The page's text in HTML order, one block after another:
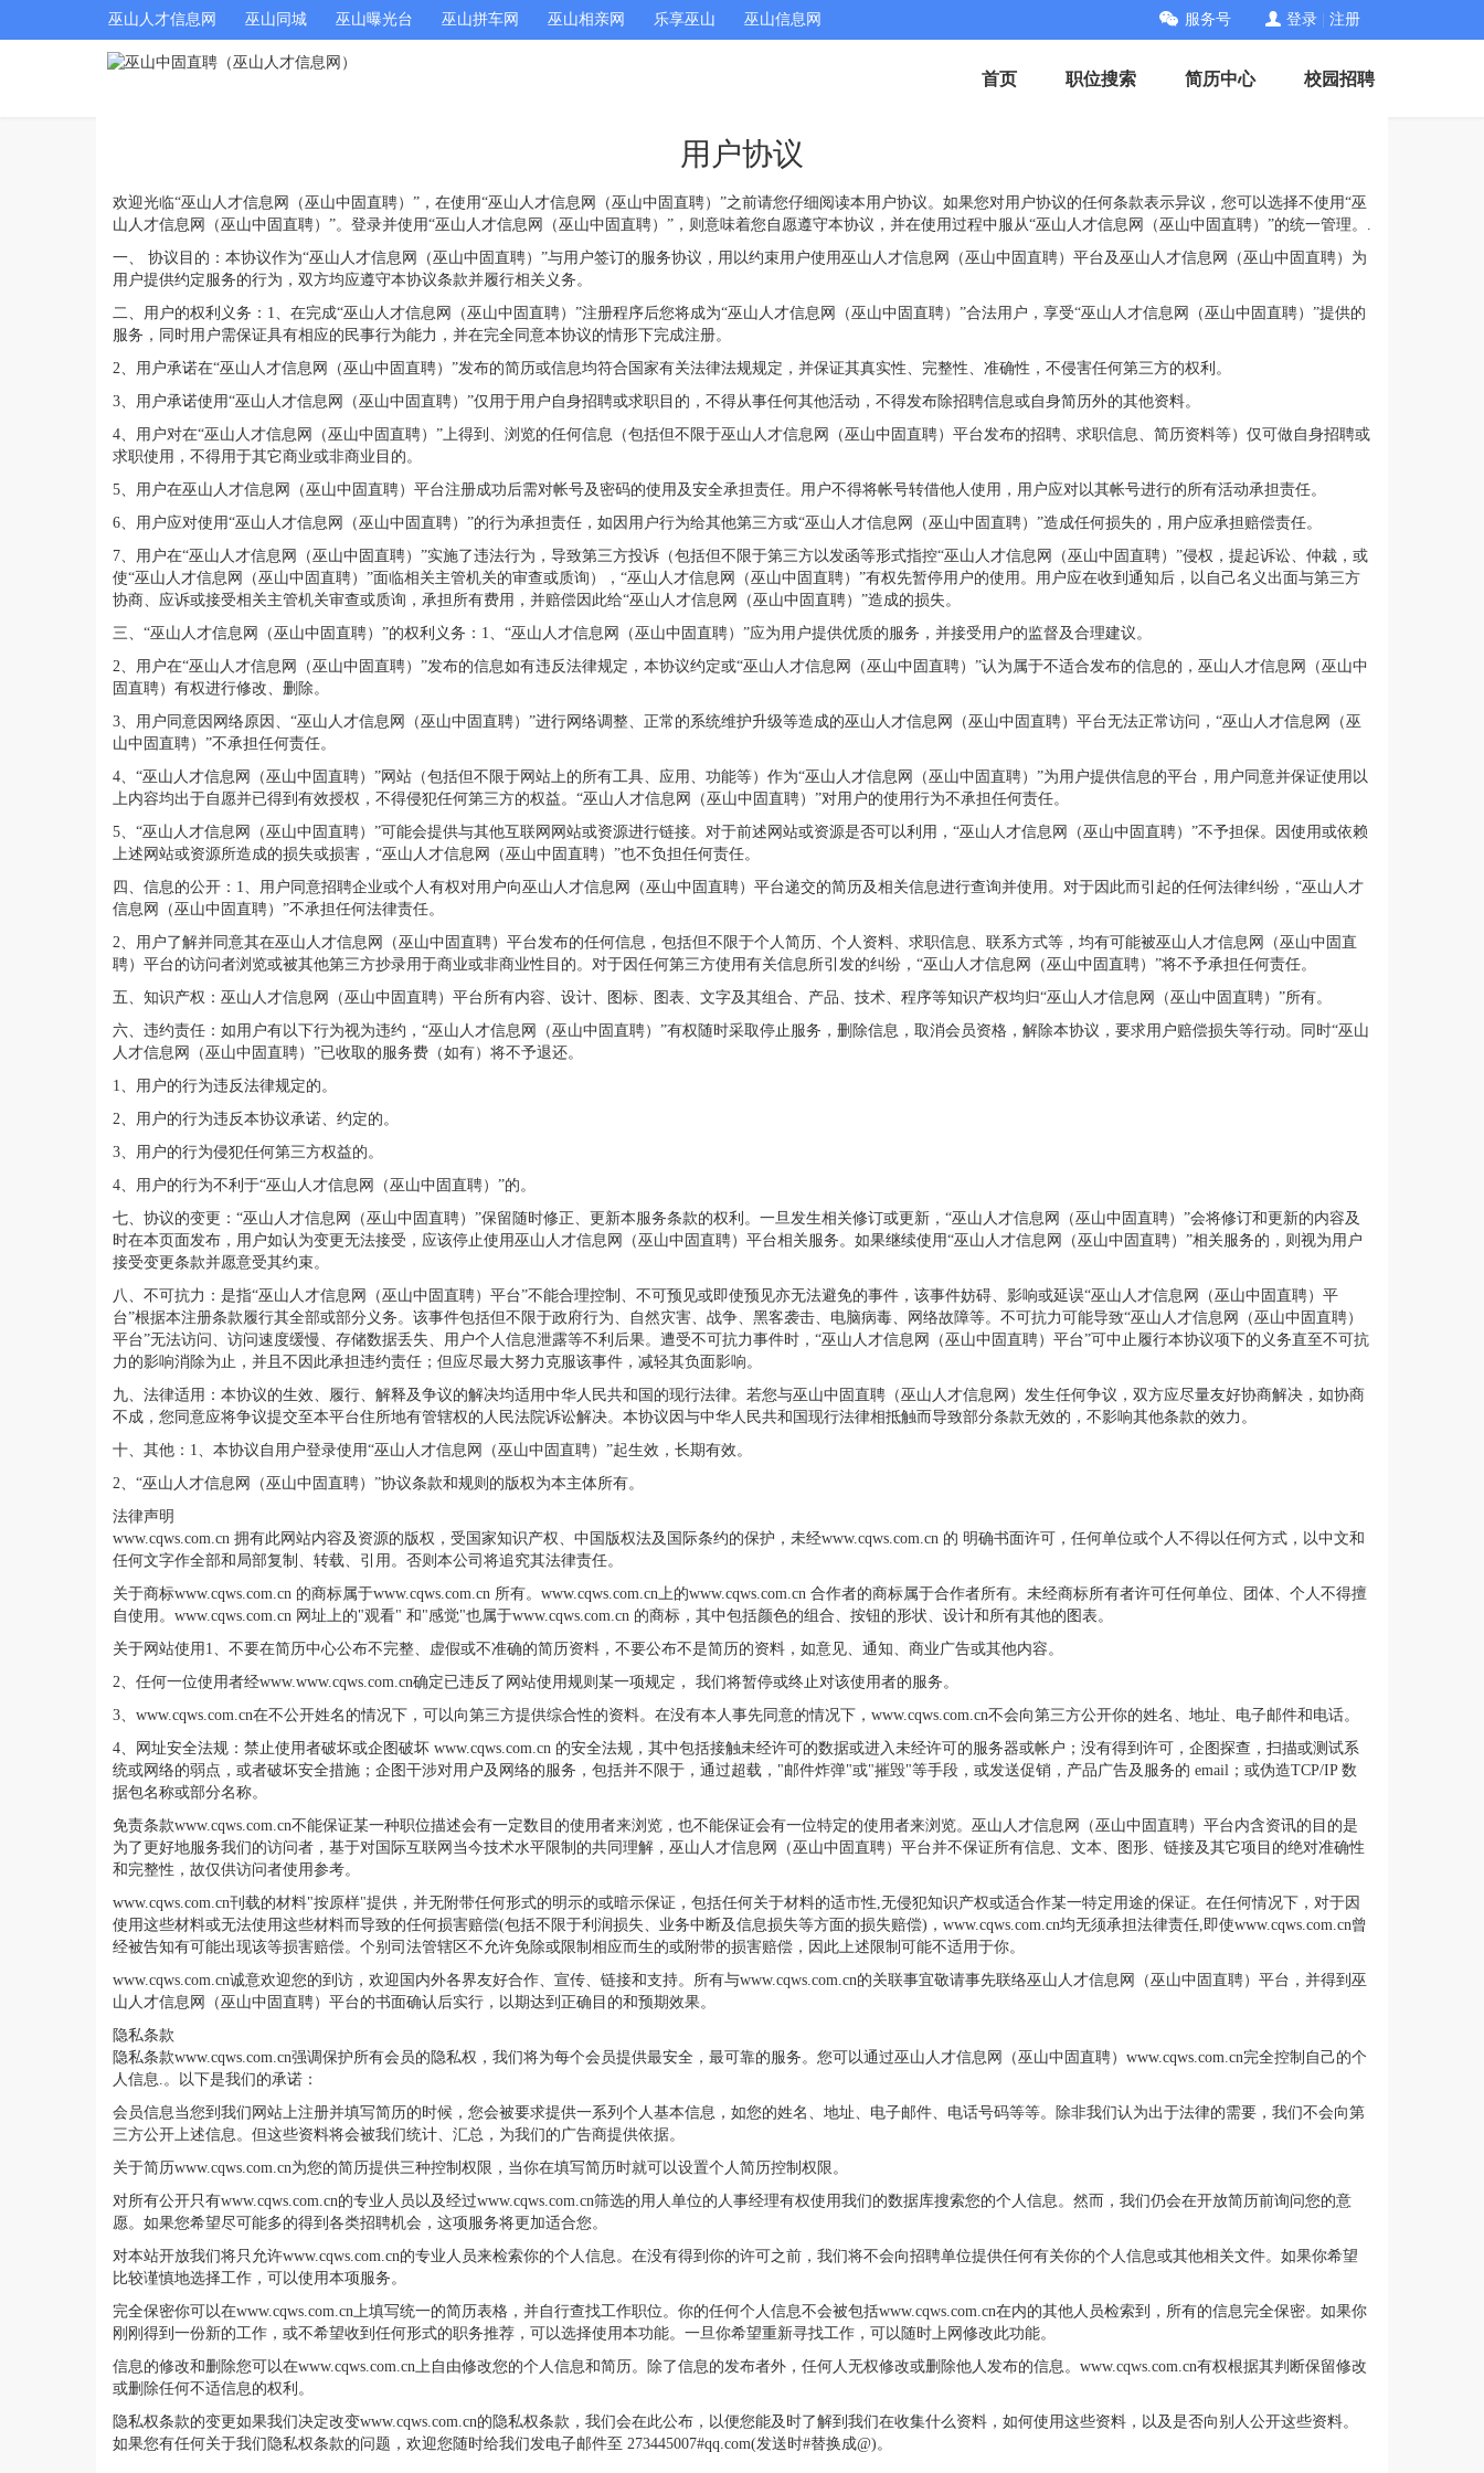
巫山人才信息网 巫山同城 巫山曝光台 巫山拼车网 巫山相亲网 乐享巫山 巫山信息网 服务号 登录 注册
首页 职位搜索 简历中心 校园招聘
用户协议
欢迎光临“巫山人才信息网（巫山中固直聘）”，在使用“巫山人才信息网（巫山中固直聘）”之前请您仔细阅读本用户协议。如果您对用户协议的任何条款表示异议，您可以选择不使用“巫
山人才信息网（巫山中固直聘）”。登录并使用“巫山人才信息网（巫山中固直聘）”，则意味着您自愿遵守本协议，并在使用过程中服从“巫山人才信息网（巫山中固直聘）”的统一管理。.
一、 协议目的：本协议作为“巫山人才信息网（巫山中固直聘）”与用户签订的服务协议，用以约束用户使用巫山人才信息网（巫山中固直聘）平台及巫山人才信息网（巫山中固直聘）为
用户提供约定服务的行为，双方均应遵守本协议条款并履行相关义务。
二、用户的权利义务：1、在完成“巫山人才信息网（巫山中固直聘）”注册程序后您将成为“巫山人才信息网（巫山中固直聘）”合法用户，享受“巫山人才信息网（巫山中固直聘）”提供的
服务，同时用户需保证具有相应的民事行为能力，并在完全同意本协议的情形下完成注册。
2、用户承诺在“巫山人才信息网（巫山中固直聘）”发布的简历或信息均符合国家有关法律法规规定，并保证其真实性、完整性、准确性，不侵害任何第三方的权利。
3、用户承诺使用“巫山人才信息网（巫山中固直聘）”仅用于用户自身招聘或求职目的，不得从事任何其他活动，不得发布除招聘信息或自身简历外的其他资料。
4、用户对在“巫山人才信息网（巫山中固直聘）”上得到、浏览的任何信息（包括但不限于巫山人才信息网（巫山中固直聘）平台发布的招聘、求职信息、简历资料等）仅可做自身招聘或
求职使用，不得用于其它商业或非商业目的。
5、用户在巫山人才信息网（巫山中固直聘）平台注册成功后需对帐号及密码的使用及安全承担责任。用户不得将帐号转借他人使用，用户应对以其帐号进行的所有活动承担责任。
6、用户应对使用“巫山人才信息网（巫山中固直聘）”的行为承担责任，如因用户行为给其他第三方或“巫山人才信息网（巫山中固直聘）”造成任何损失的，用户应承担赔偿责任。
7、用户在“巫山人才信息网（巫山中固直聘）”实施了违法行为，导致第三方投诉（包括但不限于第三方以发函等形式指控“巫山人才信息网（巫山中固直聘）”侵权，提起诉讼、仲裁，或
使“巫山人才信息网（巫山中固直聘）”面临相关主管机关的审查或质询），“巫山人才信息网（巫山中固直聘）”有权先暂停用户的使用。用户应在收到通知后，以自己名义出面与第三方
协商、应诉或接受相关主管机关审查或质询，承担所有费用，并赔偿因此给“巫山人才信息网（巫山中固直聘）”造成的损失。
三、“巫山人才信息网（巫山中固直聘）”的权利义务：1、“巫山人才信息网（巫山中固直聘）”应为用户提供优质的服务，并接受用户的监督及合理建议。
2、用户在“巫山人才信息网（巫山中固直聘）”发布的信息如有违反法律规定，本协议约定或“巫山人才信息网（巫山中固直聘）”认为属于不适合发布的信息的，巫山人才信息网（巫山中
固直聘）有权进行修改、删除。
3、用户同意因网络原因、“巫山人才信息网（巫山中固直聘）”进行网络调整、正常的系统维护升级等造成的巫山人才信息网（巫山中固直聘）平台无法正常访问，“巫山人才信息网（巫
山中固直聘）”不承担任何责任。
4、“巫山人才信息网（巫山中固直聘）”网站（包括但不限于网站上的所有工具、应用、功能等）作为“巫山人才信息网（巫山中固直聘）”为用户提供信息的平台，用户同意并保证使用以
上内容均出于自愿并已得到有效授权，不得侵犯任何第三方的权益。“巫山人才信息网（巫山中固直聘）”对用户的使用行为不承担任何责任。
5、“巫山人才信息网（巫山中固直聘）”可能会提供与其他互联网网站或资源进行链接。对于前述网站或资源是否可以利用，“巫山人才信息网（巫山中固直聘）”不予担保。因使用或依赖
上述网站或资源所造成的损失或损害，“巫山人才信息网（巫山中固直聘）”也不负担任何责任。
四、信息的公开：1、用户同意招聘企业或个人有权对用户向巫山人才信息网（巫山中固直聘）平台递交的简历及相关信息进行查询并使用。对于因此而引起的任何法律纠纷，“巫山人才
信息网（巫山中固直聘）”不承担任何法律责任。
2、用户了解并同意其在巫山人才信息网（巫山中固直聘）平台发布的任何信息，包括但不限于个人简历、个人资料、求职信息、联系方式等，均有可能被巫山人才信息网（巫山中固直
聘）平台的访问者浏览或被其他第三方抄录用于商业或非商业性目的。对于因任何第三方使用有关信息所引发的纠纷，“巫山人才信息网（巫山中固直聘）”将不予承担任何责任。
五、知识产权：巫山人才信息网（巫山中固直聘）平台所有内容、设计、图标、图表、文字及其组合、产品、技术、程序等知识产权均归“巫山人才信息网（巫山中固直聘）”所有。
六、违约责任：如用户有以下行为视为违约，“巫山人才信息网（巫山中固直聘）”有权随时采取停止服务，删除信息，取消会员资格，解除本协议，要求用户赔偿损失等行动。同时“巫山
人才信息网（巫山中固直聘）”已收取的服务费（如有）将不予退还。
1、用户的行为违反法律规定的。
2、用户的行为违反本协议承诺、约定的。
3、用户的行为侵犯任何第三方权益的。
4、用户的行为不利于“巫山人才信息网（巫山中固直聘）”的。
七、协议的变更：“巫山人才信息网（巫山中固直聘）”保留随时修正、更新本服务条款的权利。一旦发生相关修订或更新，“巫山人才信息网（巫山中固直聘）”会将修订和更新的内容及
时在本页面发布，用户如认为变更无法接受，应该停止使用巫山人才信息网（巫山中固直聘）平台相关服务。如果继续使用“巫山人才信息网（巫山中固直聘）”相关服务的，则视为用户
接受变更条款并愿意受其约束。
八、不可抗力：是指“巫山人才信息网（巫山中固直聘）平台”不能合理控制、不可预见或即使预见亦无法避免的事件，该事件妨碍、影响或延误“巫山人才信息网（巫山中固直聘）平
台”根据本注册条款履行其全部或部分义务。该事件包括但不限于政府行为、自然灾害、战争、黑客袭击、电脑病毒、网络故障等。不可抗力可能导致“巫山人才信息网（巫山中固直聘）
平台”无法访问、访问速度缓慢、存储数据丢失、用户个人信息泄露等不利后果。遭受不可抗力事件时，“巫山人才信息网（巫山中固直聘）平台”可中止履行本协议项下的义务直至不可抗
力的影响消除为止，并且不因此承担违约责任；但应尽最大努力克服该事件，减轻其负面影响。
九、法律适用：本协议的生效、履行、解释及争议的解决均适用中华人民共和国的现行法律。若您与巫山中固直聘（巫山人才信息网）发生任何争议，双方应尽量友好协商解决，如协商
不成，您同意应将争议提交至本平台住所地有管辖权的人民法院诉讼解决。本协议因与中华人民共和国现行法律相抵触而导致部分条款无效的，不影响其他条款的效力。
十、其他：1、本协议自用户登录使用“巫山人才信息网（巫山中固直聘）”起生效，长期有效。
2、“巫山人才信息网（巫山中固直聘）”协议条款和规则的版权为本主体所有。
法律声明
www.cqws.com.cn 拥有此网站内容及资源的版权，受国家知识产权、中国版权法及国际条约的保护，未经www.cqws.com.cn 的 明确书面许可，任何单位或个人不得以任何方式，以中文和
任何文字作全部和局部复制、转载、引用。否则本公司将追究其法律责任。
关于商标www.cqws.com.cn 的商标属于www.cqws.com.cn 所有。www.cqws.com.cn上的www.cqws.com.cn 合作者的商标属于合作者所有。未经商标所有者许可任何单位、团体、个人不得擅
自使用。www.cqws.com.cn 网址上的"观看" 和"感觉"也属于www.cqws.com.cn 的商标，其中包括颜色的组合、按钮的形状、设计和所有其他的图表。
关于网站使用1、不要在简历中心公布不完整、虚假或不准确的简历资料，不要公布不是简历的资料，如意见、通知、商业广告或其他内容。
2、任何一位使用者经www.www.cqws.com.cn确定已违反了网站使用规则某一项规定， 我们将暂停或终止对该使用者的服务。
3、www.cqws.com.cn在不公开姓名的情况下，可以向第三方提供综合性的资料。在没有本人事先同意的情况下，www.cqws.com.cn不会向第三方公开你的姓名、地址、电子邮件和电话。
4、网址安全法规：禁止使用者破坏或企图破坏 www.cqws.com.cn 的安全法规，其中包括接触未经许可的数据或进入未经许可的服务器或帐户；没有得到许可，企图探查，扫描或测试系
统或网络的弱点，或者破坏安全措施；企图干涉对用户及网络的服务，包括并不限于，通过超载，"邮件炸弹"或"摧毁"等手段，或发送促销，产品广告及服务的 email；或伪造TCP/IP 数
据包名称或部分名称。
免责条款www.cqws.com.cn不能保证某一种职位描述会有一定数目的使用者来浏览，也不能保证会有一位特定的使用者来浏览。巫山人才信息网（巫山中固直聘）平台内含资讯的目的是
为了更好地服务我们的访问者，基于对国际互联网当今技术水平限制的共同理解，巫山人才信息网（巫山中固直聘）平台并不保证所有信息、文本、图形、链接及其它项目的绝对准确性
和完整性，故仅供访问者使用参考。
www.cqws.com.cn刊载的材料"按原样"提供，并无附带任何形式的明示的或暗示保证，包括任何关于材料的适市性,无侵犯知识产权或适合作某一特定用途的保证。在任何情况下，对于因
使用这些材料或无法使用这些材料而导致的任何损害赔偿(包括不限于利润损失、业务中断及信息损失等方面的损失赔偿)，www.cqws.com.cn均无须承担法律责任,即使www.cqws.com.cn曾
经被告知有可能出现该等损害赔偿。个别司法管辖区不允许免除或限制相应而生的或附带的损害赔偿，因此上述限制可能不适用于你。
www.cqws.com.cn诚意欢迎您的到访，欢迎国内外各界友好合作、宣传、链接和支持。所有与www.cqws.com.cn的关联事宜敬请事先联络巫山人才信息网（巫山中固直聘）平台，并得到巫
山人才信息网（巫山中固直聘）平台的书面确认后实行，以期达到正确目的和预期效果。
隐私条款
隐私条款www.cqws.com.cn强调保护所有会员的隐私权，我们将为每个会员提供最安全，最可靠的服务。您可以通过巫山人才信息网（巫山中固直聘）www.cqws.com.cn完全控制自己的个
人信息.。以下是我们的承诺：
会员信息当您到我们网站上注册并填写简历的时候，您会被要求提供一系列个人基本信息，如您的姓名、地址、电子邮件、电话号码等等。除非我们认为出于法律的需要，我们不会向第
三方公开上述信息。但这些资料将会被我们统计、汇总，为我们的广告商提供依据。
关于简历www.cqws.com.cn为您的简历提供三种控制权限，当你在填写简历时就可以设置个人简历控制权限。
对所有公开只有www.cqws.com.cn的专业人员以及经过www.cqws.com.cn筛选的用人单位的人事经理有权使用我们的数据库搜索您的个人信息。然而，我们仍会在开放简历前询问您的意
愿。如果您希望尽可能多的得到各类招聘机会，这项服务将更加适合您。
对本站开放我们将只允许www.cqws.com.cn的专业人员来检索你的个人信息。在没有得到你的许可之前，我们将不会向招聘单位提供任何有关你的个人信息或其他相关文件。如果你希望
比较谨慎地选择工作，可以使用本项服务。
完全保密你可以在www.cqws.com.cn上填写统一的简历表格，并自行查找工作职位。你的任何个人信息不会被包括www.cqws.com.cn在内的其他人员检索到，所有的信息完全保密。如果你
刚刚得到一份新的工作，或不希望收到任何形式的职务推荐，可以选择使用本功能。一旦你希望重新寻找工作，可以随时上网修改此功能。
信息的修改和删除您可以在www.cqws.com.cn上自由修改您的个人信息和简历。除了信息的发布者外，任何人无权修改或删除他人发布的信息。www.cqws.com.cn有权根据其判断保留修改
或删除任何不适信息的权利。
隐私权条款的变更如果我们决定改变www.cqws.com.cn的隐私权条款，我们会在此公布，以便您能及时了解到我们在收集什么资料，如何使用这些资料，以及是否向别人公开这些资料。
如果您有任何关于我们隐私权条款的问题，欢迎您随时给我们发电子邮件至 273445007#qq.com(发送时#替换成@)。